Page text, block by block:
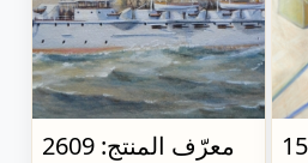
معرّف المنتج: 2609